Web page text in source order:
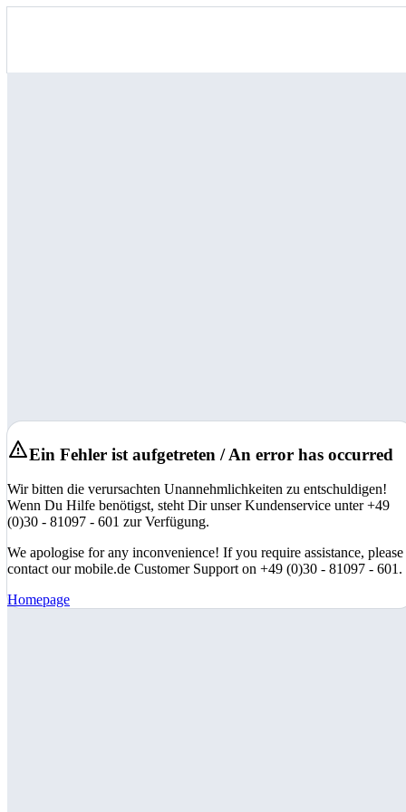
Ein Fehler ist aufgetreten / An error has occurred
Wir bitten die verursachten Unannehmlichkeiten zu entschuldigen!
Wenn Du Hilfe benötigst, steht Dir unser Kundenservice unter +49
(0)30 - 81097 - 601 zur Verfügung.
We apologise for any inconvenience! If you require assistance, please
contact our mobile.de Customer Support on +49 (0)30 - 81097 - 601.
Homepage